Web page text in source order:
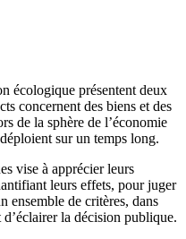
écologique présentent deux
concernent des biens et des
de la sphère de l’économie
sur un temps long.
vise à apprécier leurs
leurs effets, pour juger
ensemble de critères, dans
la décision publique.